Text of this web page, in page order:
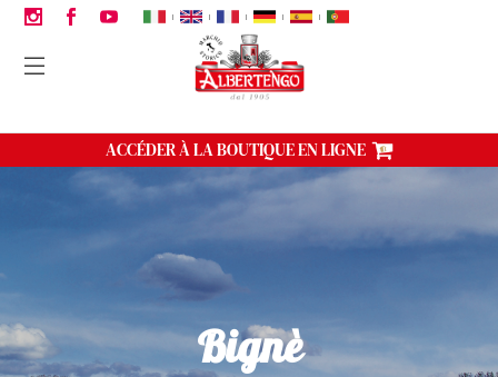
| | | | |
ACCÉDER À LA BOUTIQUE EN LIGNE
Bignè